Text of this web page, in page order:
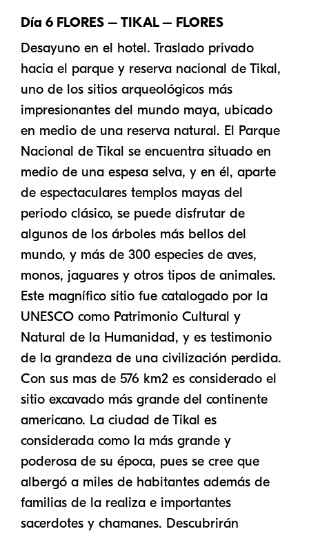
Día 6 FLORES – TIKAL – FLORES
Desayuno en el hotel. Traslado privado
hacia el parque y reserva nacional de Tikal,
uno de los sitios arqueológicos más
impresionantes del mundo maya, ubicado
en medio de una reserva natural. El Parque
Nacional de Tikal se encuentra situado en
medio de una espesa selva, y en él, aparte
de espectaculares templos mayas del
periodo clásico, se puede disfrutar de
algunos de los árboles más bellos del
mundo, y más de 300 especies de aves,
monos, jaguares y otros tipos de animales.
Este magnífico sitio fue catalogado por la
UNESCO como Patrimonio Cultural y
Natural de la Humanidad, y es testimonio
de la grandeza de una civilización perdida.
Con sus mas de 576 km2 es considerado el
sitio excavado más grande del continente
americano. La ciudad de Tikal es
considerada como la más grande y
poderosa de su época, pues se cree que
albergó a miles de habitantes además de
familias de la realiza e importantes
sacerdotes y chamanes. Descubrirán